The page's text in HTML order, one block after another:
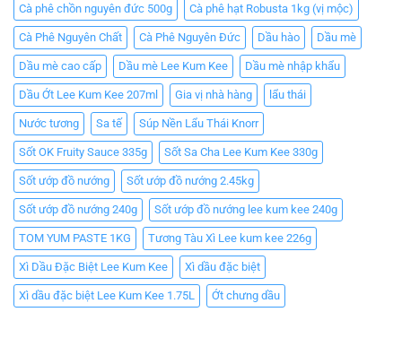
Cà phê chồn nguyên đức 500g Cà phê hạt Robusta 1kg (vị mộc)
Cà Phê Nguyên Chất Cà Phê Nguyên Đức Dầu hào Dầu mè
Dầu mè cao cấp Dầu mè Lee Kum Kee Dầu mè nhập khẩu
Dầu Ớt Lee Kum Kee 207ml Gia vị nhà hàng lẩu thái
Nước tương Sa tế Súp Nền Lẩu Thái Knorr
Sốt OK Fruity Sauce 335g Sốt Sa Cha Lee Kum Kee 330g
Sốt ướp đồ nướng Sốt ướp đồ nướng 2.45kg
Sốt ướp đồ nướng 240g Sốt ướp đồ nướng lee kum kee 240g
TOM YUM PASTE 1KG Tương Tàu Xì Lee kum kee 226g
Xì Dầu Đặc Biệt Lee Kum Kee Xì dầu đặc biệt
Xì dầu đặc biệt Lee Kum Kee 1.75L Ớt chưng dầu